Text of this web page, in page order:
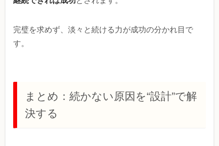
完璧を求めず、淡々と続ける力が成功の分かれ目で
す。
まとめ：続かない原因を“設計”で解
決する